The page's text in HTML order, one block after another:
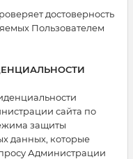
достоверность
Пользователем
сайта по
защиты
данных, которые
Администрации